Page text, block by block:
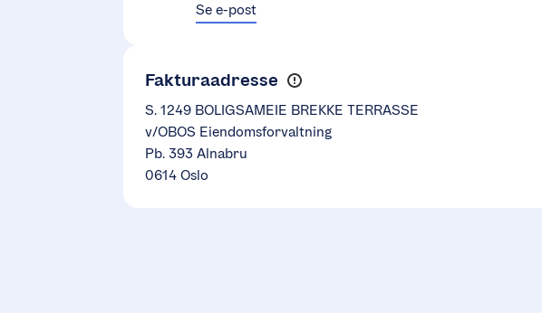
Se e-post
Fakturaadresse
S. 1249 BOLIGSAMEIE BREKKE TERRASSE
v/OBOS Eiendomsforvaltning
Pb. 393 Alnabru
0614 Oslo